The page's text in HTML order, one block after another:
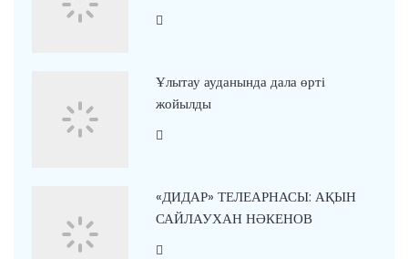
Ұлытау ауданында дала өрті
жойылды
«ДИДАР» ТЕЛЕАРНАСЫ: АҚЫН
САЙЛАУХАН НӘКЕНОВ